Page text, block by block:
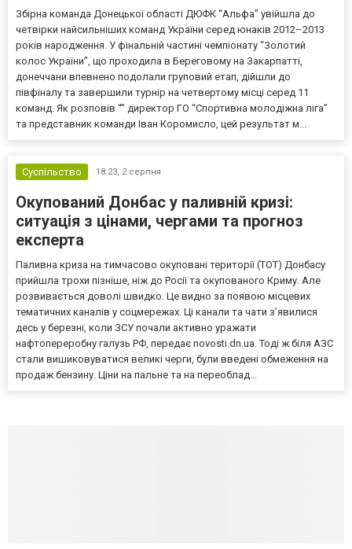
Збірна команда Донецької області ДЮФК “Альфа” увійшла до
четвірки найсильніших команд України серед юнаків 2012–2013
років народження. У фінальній частині чемпіонату “Золотий
колос України”, що проходила в Береговому на Закарпатті,
донеччани впевнено подолали груповий етап, дійшли до
півфіналу та завершили турнір на четвертому місці серед 11
команд. Як розповів “” директор ГО “Спортивна молодіжна ліга”
та представник команди Іван Коромисло, цей результат м...
Суспільство 18:23, 2 серпня
Окупований Донбас у паливній кризі:
ситуація з цінами, чергами та прогноз
експерта
Паливна криза на тимчасово окуповані території (ТОТ) Донбасу
прийшла трохи пізніше, ніж до Росії та окупованого Криму. Але
розвивається доволі швидко. Це видно за появою місцевих
тематичних каналів у соцмережах. Ці канали та чати з’явилися
десь у березні, коли ЗСУ почали активно уражати
нафтопереробну галузь РФ, передає novosti.dn.ua. Тоді ж біля АЗС
стали вишиковуватися великі черги, були введені обмеження на
продаж бензину. Ціни на пальне та на переоблад...